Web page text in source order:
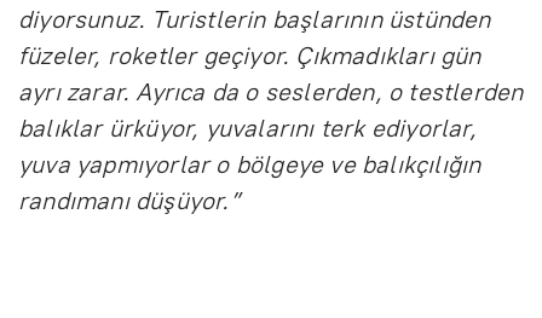
diyorsunuz. Turistlerin başlarının üstünden
füzeler, roketler geçiyor. Çıkmadıkları gün
ayrı zarar. Ayrıca da o seslerden, o testlerden
balıklar ürküyor, yuvalarını terk ediyorlar,
yuva yapmıyorlar o bölgeye ve balıkçılığın
randımanı düşüyor.”